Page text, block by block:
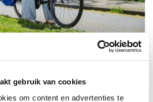
gebruik van cookies
om content en advertenties te
ERUIT?
Uiteraard ontvang je de